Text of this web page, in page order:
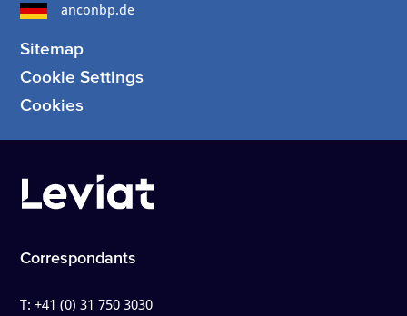
anconbp.de
Sitemap
Cookie Settings
Cookies
Correspondants
T:+41 (0) 31 750 3030